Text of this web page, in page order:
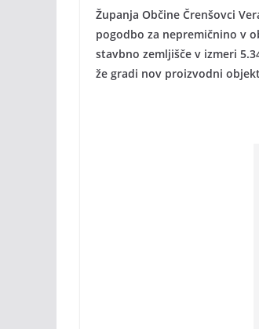
Županja Občine Črenšovci
pogodbo za nepremičnino v
stavbno zemljišče v izmeri
že gradi nov proizvodni